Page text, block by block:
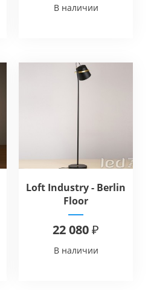
В наличии
Loft Industry - Berlin
Floor
22 080 ₽
В наличии